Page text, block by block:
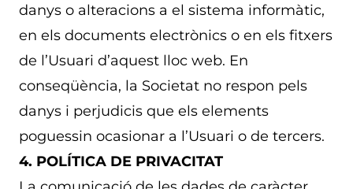
danys o alteracions a el sistema informàtic,
en els documents electrònics o en els fitxers
de l’Usuari d’aquest lloc web. En
conseqüència, la Societat no respon pels
danys i perjudicis que els elements
poguessin ocasionar a l’Usuari o de tercers.
4. POLÍTICA DE PRIVACITAT